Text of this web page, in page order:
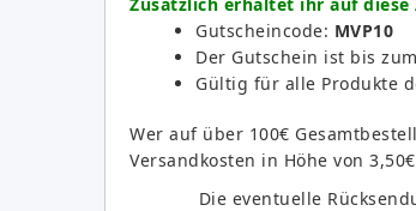
Gutscheincode: MVP10
Der Gutschein ist bis
Gültig für alle Produkte
Wer auf über 100€
Versandkosten in Höhe von
Die eventuelle